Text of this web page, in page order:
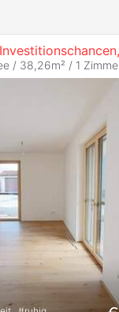
die
/ 38,26m² / 1